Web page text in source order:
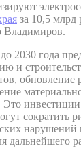
за 10,5 млрд
Владимиров.
2030 года
и
обновление
Это
сократить
нарушений
дальнейшего